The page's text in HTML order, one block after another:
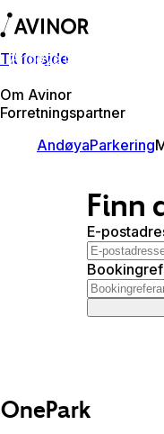
Til forside
Om Avinor
Forretningspartner
Andøya lufthavn
AndøyaParkering
Finn
E-
OnePark